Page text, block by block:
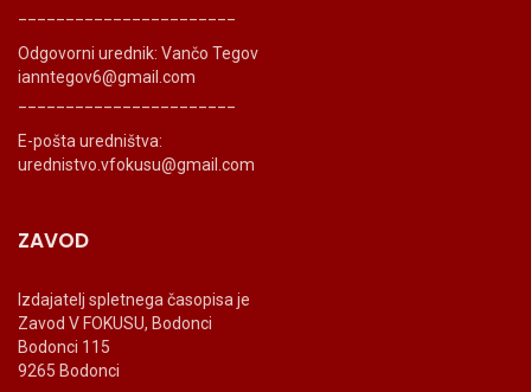
Odgovorni urednik: Vančo Tegov
ianntegov6@gmail.com
E-pošta uredništva:
urednistvo.vfokusu@gmail.com
ZAVOD
Izdajatelj spletnega časopisa je
Zavod V FOKUSU, Bodonci
Bodonci 115
9265 Bodonci